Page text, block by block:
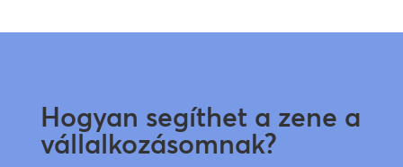
Hogyan segíthet a zene a
vállalkozásomnak?